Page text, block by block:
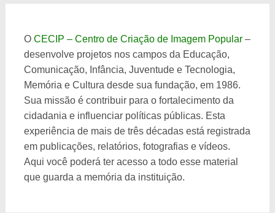
O CECIP – Centro de Criação de Imagem Popular –
desenvolve projetos nos campos da Educação,
Comunicação, Infância, Juventude e Tecnologia,
Memória e Cultura desde sua fundação, em 1986.
Sua missão é contribuir para o fortalecimento da
cidadania e influenciar políticas públicas. Esta
experiência de mais de três décadas está registrada
em publicações, relatórios, fotografias e vídeos.
Aqui você poderá ter acesso a todo esse material
que guarda a memória da instituição.